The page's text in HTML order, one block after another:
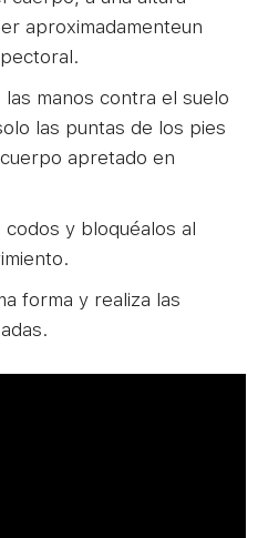
aproximadamenteun
las manos contra el suelo
las puntas de los pies
apretado en
y bloquéalos al
forma y realiza las